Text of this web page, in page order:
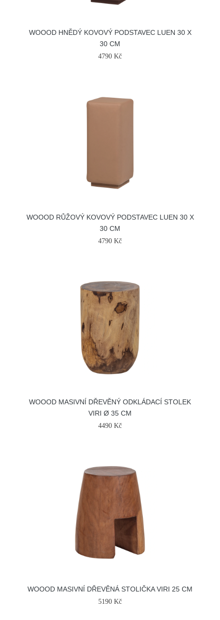
WOOOD HNĚDÝ KOVOVÝ PODSTAVEC LUEN 30 X
30 CM
4790 Kč
WOOOD RŮŽOVÝ KOVOVÝ PODSTAVEC LUEN 30 X
30 CM
4790 Kč
WOOOD MASIVNÍ DŘEVĚNÝ ODKLÁDACÍ STOLEK
VIRI Ø 35 CM
4490 Kč
WOOOD MASIVNÍ DŘEVĚNÁ STOLIČKA VIRI 25 CM
5190 Kč